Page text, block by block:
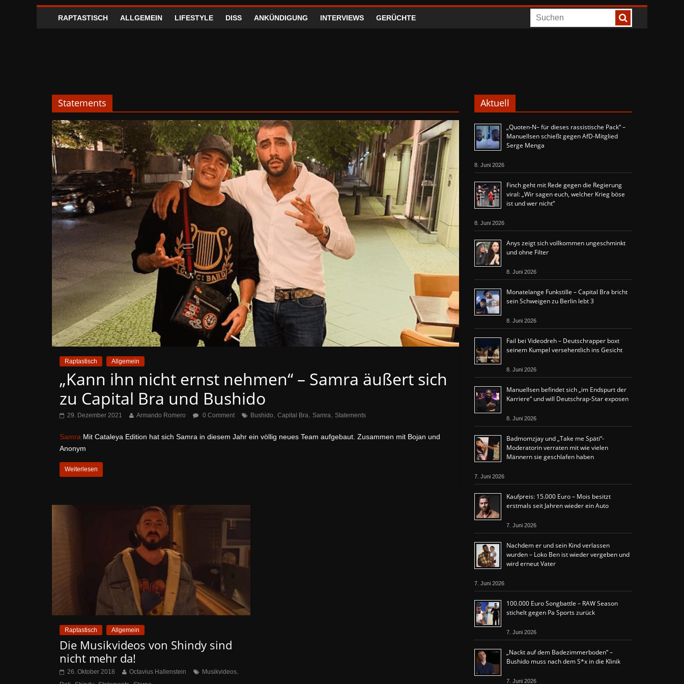
RAPTASTISCH ALLGEMEIN LIFESTYLE DISS ANKÜNDIGUNG INTERVIEWS GERÜCHTE
Statements
Raptastisch Allgemein
„Kann ihn nicht ernst nehmen“ – Samra äußert sich
zu Capital Bra und Bushido
29. Dezember 2021 Armando Romero 0 Comment Bushido, Capital Bra, Samra, Statements
Samra Mit Cataleya Edition hat sich Samra in diesem Jahr ein völlig neues Team aufgebaut. Zusammen mit Bojan und
Anonym
Weiterlesen
Raptastisch Allgemein
Die Musikvideos von Shindy sind
nicht mehr da!
26. Oktober 2018 Octavius Hallenstein Musikvideos,
Aktuell
„Quoten-N– für dieses rassistische Pack“ –
Manuellsen schießt gegen AfD-Mitglied
Serge Menga
8. Juni 2026
Finch geht mit Rede gegen die Regierung
viral: „Wir sagen euch, welcher Krieg böse
ist und wer nicht“
8. Juni 2026
Anys zeigt sich vollkommen ungeschminkt
und ohne Filter
8. Juni 2026
Monatelange Funkstille – Capital Bra bricht
sein Schweigen zu Berlin lebt 3
8. Juni 2026
Fail bei Videodreh – Deutschrapper boxt
seinem Kumpel versehentlich ins Gesicht
8. Juni 2026
Manuellsen befindet sich „im Endspurt der
Karriere“ und will Deutschrap-Star exposen
8. Juni 2026
Badmomzjay und „Take me Späti“-
Moderatorin verraten mit wie vielen
Männern sie geschlafen haben
7. Juni 2026
Kaufpreis: 15.000 Euro – Mois besitzt
erstmals seit Jahren wieder ein Auto
7. Juni 2026
Nachdem er und sein Kind verlassen
wurden – Loko Ben ist wieder vergeben und
wird erneut Vater
7. Juni 2026
100.000 Euro Songbattle – RAW Season
stichelt gegen Pa Sports zurück
7. Juni 2026
„Nackt auf dem Badezimmerboden“ –
Bushido muss nach dem S*x in die Klinik
7. Juni 2026